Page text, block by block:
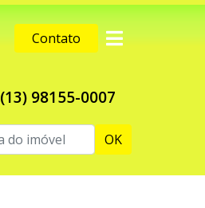
Contato
(13) 98155-0007
OK